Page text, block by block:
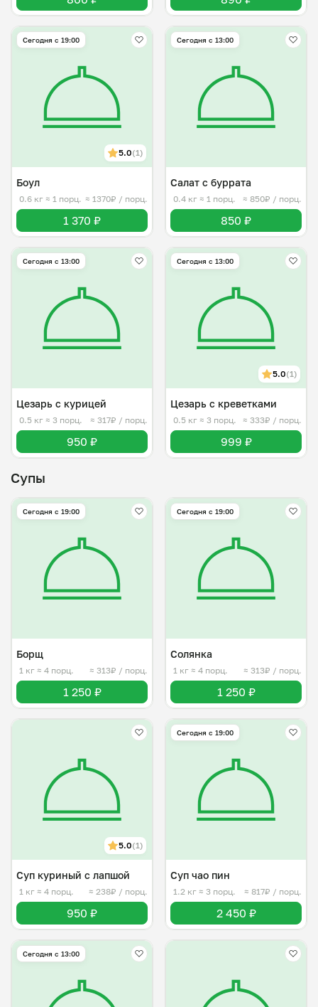
Сегодня с 19:00
5.0(1)
Боул
0.6 кг ≈ 1 порц. ≈ 1370₽ / порц.
1 370 ₽
Сегодня с 13:00
Салат с буррата
0.4 кг ≈ 1 порц. ≈ 850₽ / порц.
850 ₽
Сегодня с 13:00
Цезарь с курицей
0.5 кг ≈ 3 порц. ≈ 317₽ / порц.
950 ₽
Сегодня с 13:00
5.0(1)
Цезарь с креветками
0.5 кг ≈ 3 порц. ≈ 333₽ / порц.
999 ₽
Супы
Сегодня с 19:00
Борщ
1 кг ≈ 4 порц. ≈ 313₽ / порц.
1 250 ₽
Сегодня с 19:00
Солянка
1 кг ≈ 4 порц. ≈ 313₽ / порц.
1 250 ₽
5.0(1)
Суп куриный с лапшой
1 кг ≈ 4 порц. ≈ 238₽ / порц.
950 ₽
Сегодня с 19:00
Суп чао пин
1.2 кг ≈ 3 порц. ≈ 817₽ / порц.
2 450 ₽
Сегодня с 13:00